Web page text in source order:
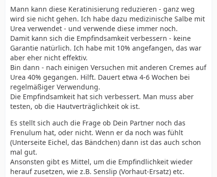
Mann kann diese Keratinisierung reduzieren - ganz weg
wird sie nicht gehen. Ich habe dazu medizinische Salbe mit
Urea verwendet - und verwende diese immer noch.
Damit kann sich die Empfindsamkeit verbessern - keine
Garantie natürlich. Ich habe mit 10% angefangen, das war
aber eher nicht effektiv.
Bin dann - nach einigen Versuchen mit anderen Cremes auf
Urea 40% gegangen. Hilft. Dauert etwa 4-6 Wochen bei
regelmäßiger Verwendung.
Die Empfindsamkeit hat sich verbessert. Man muss aber
testen, ob die Hautverträglichkeit ok ist.
Es stellt sich auch die Frage ob Dein Partner noch das
Frenulum hat, oder nicht. Wenn er da noch was fühlt
(Unterseite Eichel, das Bändchen) dann ist das auch schon
mal gut.
Ansonsten gibt es Mittel, um die Empfindlichkeit wieder
herauf zusetzen, wie z.B. Senslip (Vorhaut-Ersatz) etc.